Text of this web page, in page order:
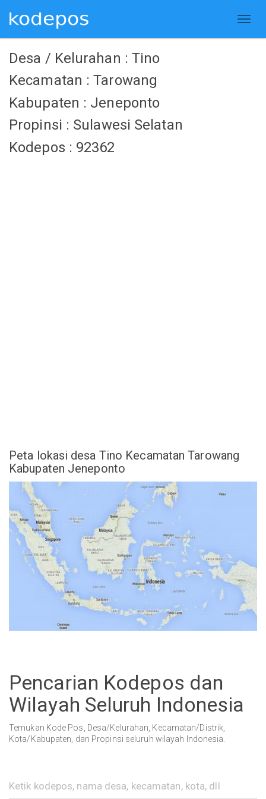
Desa / Kelurahan : Tino
Kecamatan : Tarowang
Kabupaten : Jeneponto
Propinsi : Sulawesi Selatan
Kodepos : 92362
Peta lokasi desa Tino Kecamatan Tarowang
Kabupaten Jeneponto
Pencarian Kodepos dan
Wilayah Seluruh Indonesia
Temukan Kode Pos, Desa/Kelurahan, Kecamatan/Distrik,
Kota/Kabupaten, dan Propinsi seluruh wilayah Indonesia.